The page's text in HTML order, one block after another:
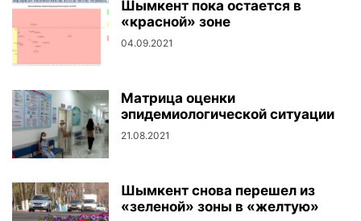
Шымкент пока остается в
«красной» зоне
04.09.2021
Матрица оценки
эпидемиологической ситуации
21.08.2021
Шымкент снова перешел из
«зеленой» зоны в «желтую»